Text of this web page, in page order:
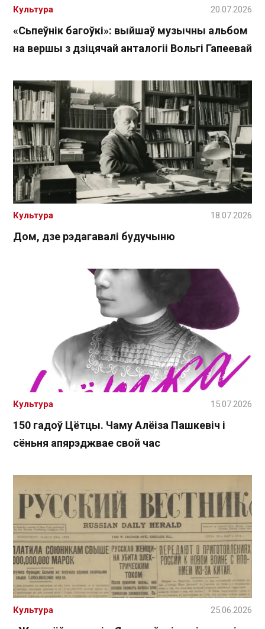
«Сьпеўнік багоўкі»: выйшаў музычны альбом
на вершы з дзіцячай анталогіі Вольгі Гапеевай
Культура 20.07.2026
Дом, дзе рэдагавалі будучыню
Культура 18.07.2026
150 гадоў Цётцы. Чаму Алёіза Пашкевіч і
сёньня апярэджвае свой час
Культура 15.07.2026
Культура 25.06.2026